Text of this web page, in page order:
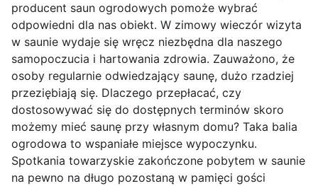
producent saun ogrodowych pomoże wybrać
odpowiedni dla nas obiekt. W zimowy wieczór wizyta
w saunie wydaje się wręcz niezbędna dla naszego
samopoczucia i hartowania zdrowia. Zauważono, że
osoby regularnie odwiedzający saunę, dużo rzadziej
przeziębiają się. Dlaczego przepłacać, czy
dostosowywać się do dostępnych terminów skoro
możemy mieć saunę przy własnym domu? Taka balia
ogrodowa to wspaniałe miejsce wypoczynku.
Spotkania towarzyskie zakończone pobytem w saunie
na pewno na długo pozostaną w pamięci gości